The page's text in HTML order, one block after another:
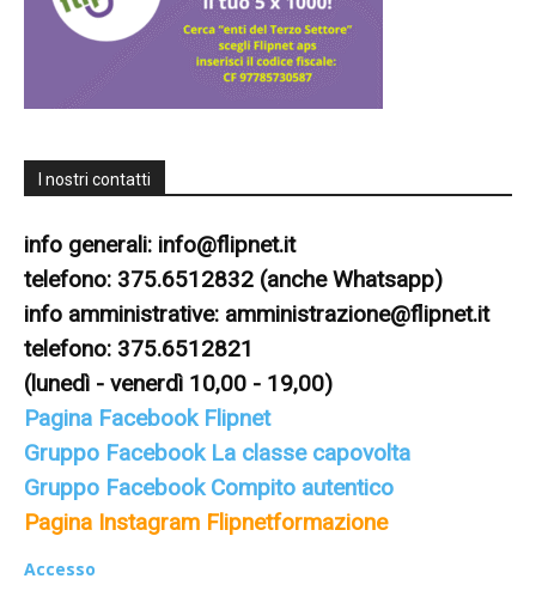
I nostri contatti
info generali: info@flipnet.it
telefono: 375.6512832 (anche Whatsapp)
info amministrative: amministrazione@flipnet.it
telefono: 375.6512821
(lunedì - venerdì 10,00 - 19,00)
Pagina Facebook Flipnet
Gruppo Facebook La classe capovolta
Gruppo Facebook Compito autentico
Pagina Instagram Flipnetformazione
Accesso